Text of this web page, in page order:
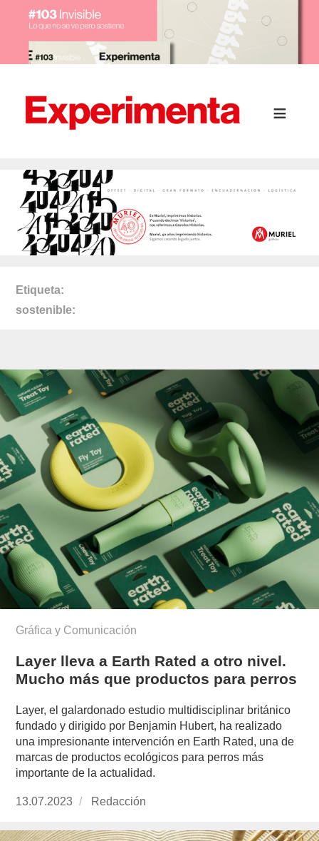
Etiqueta
sostenible
Gráfica y Comunicación
Layer lleva a Earth Rated a otro nivel.
Mucho más que productos para perros
Layer, el galardonado estudio multidisciplinar británico
fundado y dirigido por Benjamin Hubert, ha realizado
una impresionante intervención en Earth Rated, una de
marcas de productos ecológicos para perros más
importante de la actualidad.
Publicado
13.07.2023 https://www.experimenta.es/author/redaccion/
Redacción